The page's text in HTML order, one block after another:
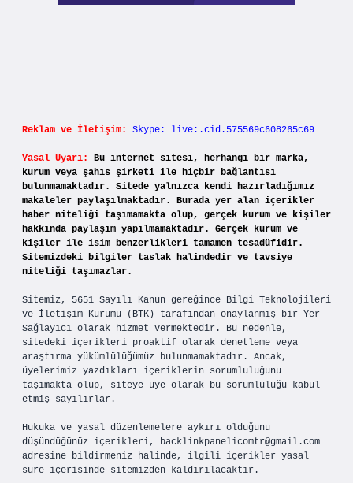
Reklam ve İletişim: Skype: live:.cid.575569c608265c69
Yasal Uyarı:
Bu internet sitesi, herhangi bir marka,
kurum veya şahıs şirketi ile hiçbir bağlantısı
bulunmamaktadır. Sitede yalnızca kendi hazırladığımız
makaleler paylaşılmaktadır. Burada yer alan içerikler
haber niteliği taşımamakta olup, gerçek kurum ve kişiler
hakkında paylaşım yapılmamaktadır. Gerçek kurum ve
kişiler ile isim benzerlikleri tamamen tesadüfidir.
Sitemizdeki bilgiler taslak halindedir ve tavsiye
niteliği taşımazlar.
Sitemiz, 5651 Sayılı Kanun gereğince Bilgi Teknolojileri
ve İletişim Kurumu (BTK) tarafından onaylanmış bir Yer
Sağlayıcı olarak hizmet vermektedir. Bu nedenle,
sitedeki içerikleri proaktif olarak denetleme veya
araştırma yükümlülüğümüz bulunmamaktadır. Ancak,
üyelerimiz yazdıkları içeriklerin sorumluluğunu
taşımakta olup, siteye üye olarak bu sorumluluğu kabul
etmiş sayılırlar.
Hukuka ve yasal düzenlemelere aykırı olduğunu
düşündüğünüz içerikleri, backlinkpanelicomtr@gmail.com
adresine bildirmeniz halinde, ilgili içerikler yasal
süre içerisinde sitemizden kaldırılacaktır.